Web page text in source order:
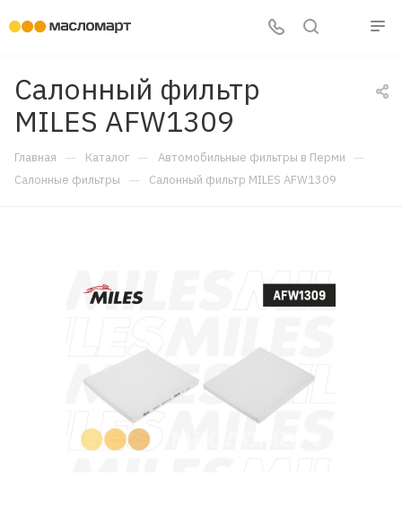
Салонный фильтр
MILES AFW1309
Главная — Каталог — Автомобильные фильтры в Перми —
Салонные фильтры — Салонный фильтр MILES AFW1309